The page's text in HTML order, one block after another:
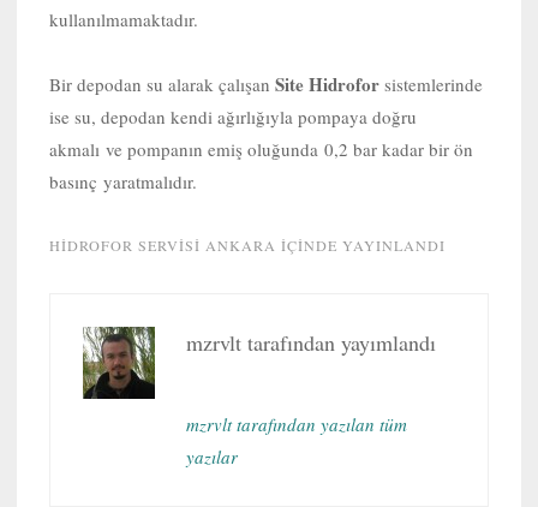
kullanılmamaktadır.
Bir depodan su alarak çalışan Site Hidrofor sistemlerinde
ise su, depodan kendi ağırlığıyla pompaya doğru
akmalı ve pompanın emiş oluğunda 0,2 bar kadar bir ön
basınç yaratmalıdır.
HIDROFOR SERVISI ANKARA IÇINDE YAYINLANDI
mzrvlt tarafından yayımlandı
mzrvlt tarafından yazılan tüm
yazılar